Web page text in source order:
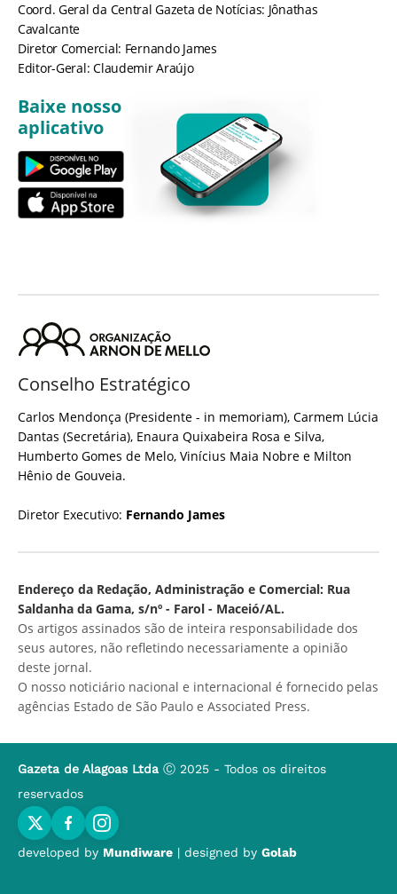
Coord. Geral da Central Gazeta de Notícias: Jônathas
Cavalcante
Diretor Comercial: Fernando James
Editor-Geral: Claudemir Araújo
Baixe nosso
aplicativo
Conselho Estratégico
Carlos Mendonça (Presidente - in memoriam), Carmem Lúcia
Dantas (Secretária), Enaura Quixabeira Rosa e Silva,
Humberto Gomes de Melo, Vinícius Maia Nobre e Milton
Hênio de Gouveia.
Diretor Executivo: Fernando James
Endereço da Redação, Administração e Comercial: Rua
Saldanha da Gama, s/nº - Farol - Maceió/AL.
Os artigos assinados são de inteira responsabilidade dos
seus autores, não refletindo necessariamente a opinião
deste jornal.
O nosso noticiário nacional e internacional é fornecido pelas
agências Estado de São Paulo e Associated Press.
Gazeta de Alagoas Ltda Ⓒ 2025 - Todos os direitos
reservados
developed by Mundiware | designed by Golab